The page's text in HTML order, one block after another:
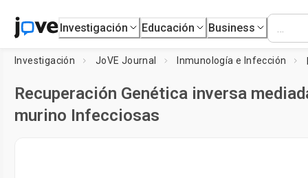
Investigación Educación Business
Investigación JoVE Journal Inmunología e Infección
Recuperación Genética inversa
murino Infecciosas